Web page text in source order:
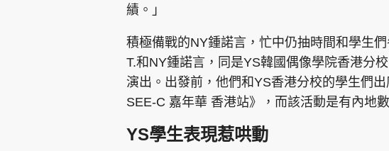
績。」
積極備戰的NY鍾諾言，忙中仍抽時間和學生
T.和NY鍾諾言，同是YS韓國偶像學院香港分
演出。出發前，他們和YS香港分校的學生們
SEE-C 嘉年華 香港站》，而該活動是有內地
YS學生表現惹哄動